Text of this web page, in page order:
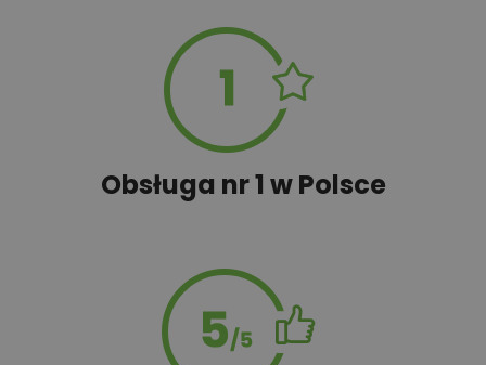
Tablica informacyjna
Wyceń adaptację
Zestawienie materiałów (do
projektów z gotowym
Obsługa nr 1 w Polsce